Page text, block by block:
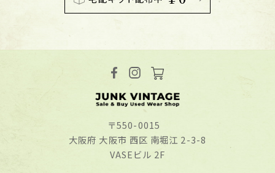
〒550-0015
⼤阪府 ⼤阪市 ⻄区 南堀江 2-3-8
VASEビル 2F